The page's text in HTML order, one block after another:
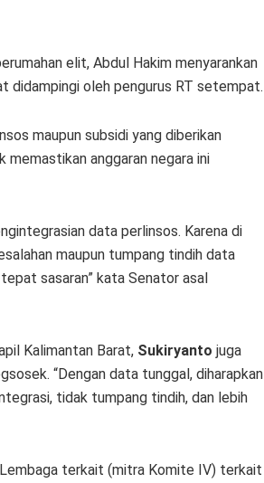
elit, Abdul Hakim menyarankan
didampingi oleh pengurus RT setempat.
maupun subsidi yang diberikan
memastikan anggaran negara ini
data perlinsos. Karena di
maupun tumpang tindih data
sasaran” kata Senator asal
Kalimantan Barat, Sukiryanto juga
“Dengan data tunggal, diharapkan
tidak tumpang tindih, dan lebih
terkait (mitra Komite IV) terkait